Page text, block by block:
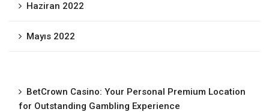
Haziran 2022
Mayıs 2022
BetCrown Casino: Your Personal Premium Location
for Outstanding Gambling Experience